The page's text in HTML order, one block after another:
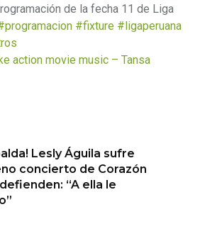
de la fecha 11 de Liga
#fixture #ligaperuana
action movie music – Tansa
Lesly Águila sufre
concierto de Corazón
“A ella le